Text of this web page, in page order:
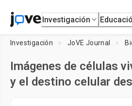
Investigación
Investigación JoVE Journal
Imágenes de células
y el destino celular